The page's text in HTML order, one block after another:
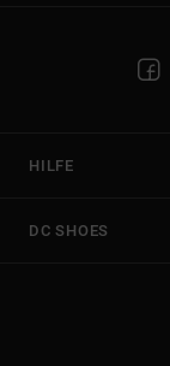
HILFE
DC SHOES